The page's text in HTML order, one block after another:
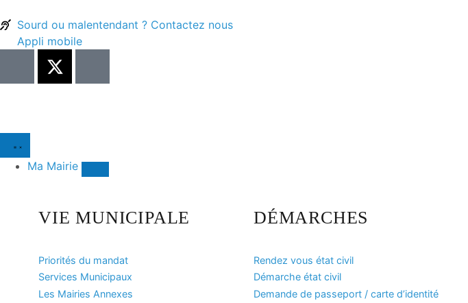
Sourd ou malentendant ? Contactez nous
Appli mobile
Ma Mairie
VIE MUNICIPALE
Priorités du mandat
Services Municipaux
Les Mairies Annexes
DÉMARCHES
Rendez vous état civil
Démarche état civil
Demande de passeport / carte d’identité